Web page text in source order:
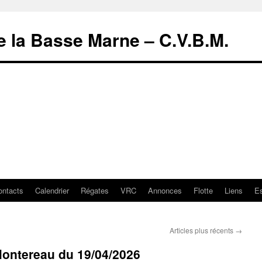
la Basse Marne – C.V.B.M.
Calendrier Régates VRC Annonces Flotte Liens
Articles plus récents →
du 19/04/2026